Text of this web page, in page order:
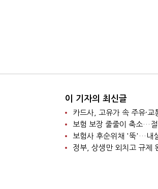
이 기자의 최신글
카드사, 고유가 속 주유·교
보험 보장 줄줄이 축소…절
보험사 후순위채 '뚝'…내
정부, 상생만 외치고 규제